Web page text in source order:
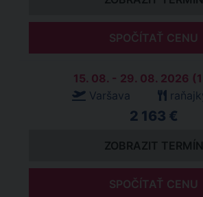
SPOČÍTAŤ CENU
15. 08. - 29. 08. 2026
Varšava
2 163 €
ZOBRAZIT TERMÍN
SPOČÍTAŤ CENU